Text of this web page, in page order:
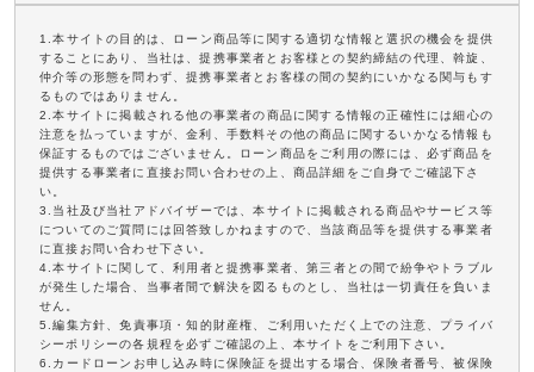
1.本サイトの目的は、ローン商品等に関する適切な情報と選択の機会を提供
することにあり、当社は、提携事業者とお客様との契約締結の代理、斡旋、
仲介等の形態を問わず、提携事業者とお客様の間の契約にいかなる関与もす
るものではありません。
2.本サイトに掲載される他の事業者の商品に関する情報の正確性には細心の
注意を払っていますが、金利、手数料その他の商品に関するいかなる情報も
保証するものではございません。ローン商品をご利用の際には、必ず商品を
提供する事業者に直接お問い合わせの上、商品詳細をご自身でご確認下さ
い。
3.当社及び当社アドバイザーでは、本サイトに掲載される商品やサービス等
についてのご質問には回答致しかねますので、当該商品等を提供する事業者
に直接お問い合わせ下さい。
4.本サイトに関して、利用者と提携事業者、第三者との間で紛争やトラブル
が発生した場合、当事者間で解決を図るものとし、当社は一切責任を負いま
せん。
5.編集方針、免責事項・知的財産権、ご利用いただく上での注意、プライバ
シーポリシーの各規程を必ずご確認の上、本サイトをご利用下さい。
6.カードローンお申し込み時に保険証を提出する場合、保険者番号、被保険